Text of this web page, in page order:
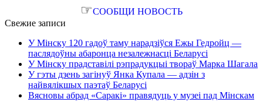
☞СООБЩИ НОВОСТЬ
Свежие записи
У Мінску 120 гадоў таму нарадзіўся Ежы Гедройц —
паслядоўны абаронца незалежнасці Беларусі
У Мінску прадставілі рэпрадукцыі твораў Марка Шагала
У гэты дзень загінуў Янка Купала — адзін з
найвялікшых паэтаў Беларусі
Вясновы абрад «Саракі» правядуць у музеі пад Мінскам